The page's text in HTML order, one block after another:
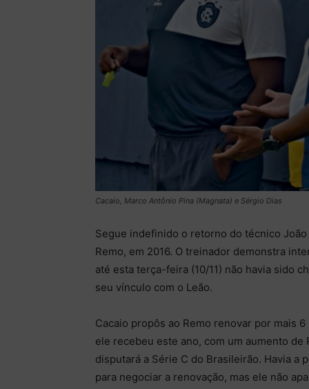
Cacaio, Marco Antônio Pina (Magnata) e Sérgio Dias
Segue indefinido o retorno do técnico
Remo, em 2016. O treinador demonstra
até esta terça-feira (10/11) não havia sido
seu vínculo com o Leão.
Cacaio propôs ao Remo renovar por mais
ele recebeu este ano, com um aumento
disputará a Série C do Brasileirão. Havia a
para negociar a renovação, mas ele não